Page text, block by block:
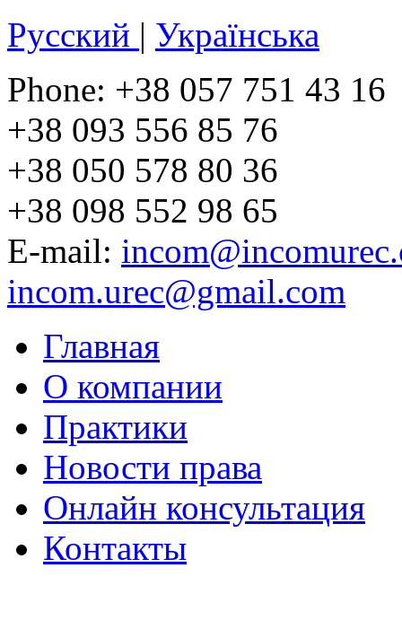
Русский | Українська
Phone: +38 057 751 43 16
+38 093 556 85 76
+38 050 578 80 36
+38 098 552 98 65
E-mail:
incom.urec@gmail.com
Главная
О компании
Практики
Новости права
Онлайн консультация
Контакты